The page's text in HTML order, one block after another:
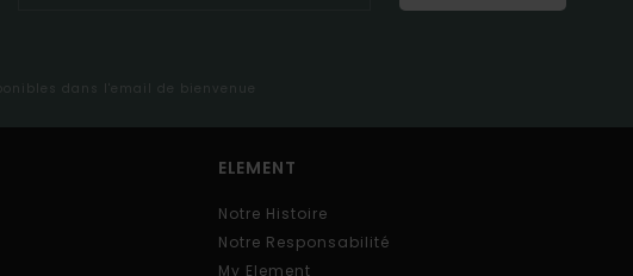
dans l'email de bienvenue
ELEMENT
Notre Histoire
Notre Responsabilité
My Element